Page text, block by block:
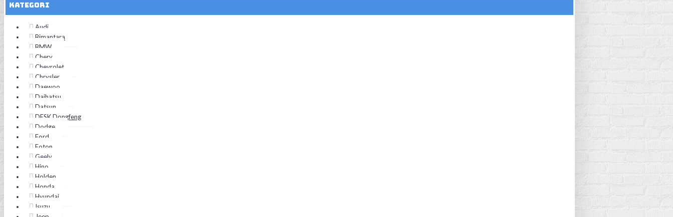
Kategori
Audi
Bimantara
BMW
Chery
Chevrolet
Chrysler
Daewoo
Daihatsu
Datsun
DFSK Dongfeng
Dodge
Ford
Foton
Geely
Hino
Holden
Honda
Hyundai
Isuzu